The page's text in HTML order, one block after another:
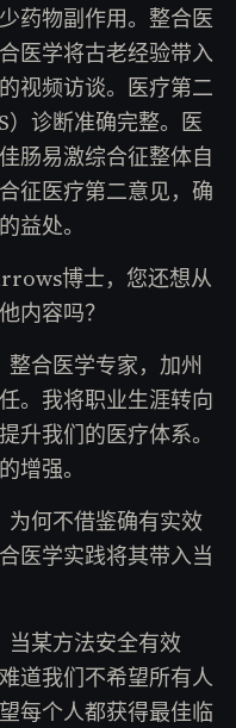
药物副作用。整合医
医学将古老经验带入
视频访谈。医疗第二
）诊断准确完整。医
肠易激综合征整体自
征医疗第二意见，确
益处。
博士，您还想从
内容吗？
整合医学专家，加州
。我将职业生涯转向
升我们的医疗体系。
增强。
为何不借鉴确有实效
医学实践将其带入当
当某方法安全有效
道我们不希望所有人
每个人都获得最佳临